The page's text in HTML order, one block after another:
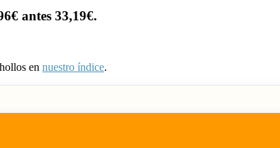
antes 33,19€.
en nuestro índice.